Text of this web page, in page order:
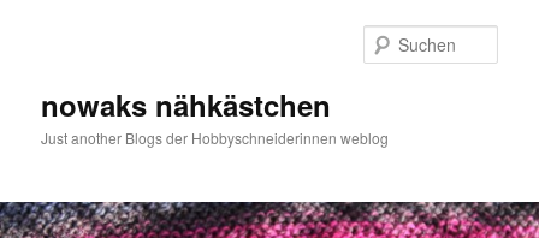
nowaks nähkästchen
Just another Blogs der Hobbyschneiderinnen weblog